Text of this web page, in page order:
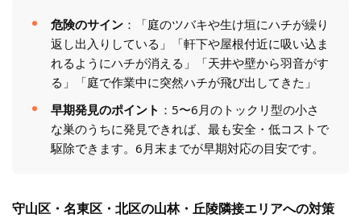
危険のサイン：「庭のツバキや生け垣にハチが繰り
返し出入りしている」「軒下や屋根付近に吸い込ま
れるようにハチが消える」「天井や壁から羽音がす
る」「庭で作業中に突然ハチが飛び出してきた」
早期発見のポイント ：5〜6月のトックリ型の小さ
な巣のうちに発見できれば、最も安全・低コストで
駆除できます。6月末までが早期対応の目安です。
守山区・名東区・北区の山林・丘陵隣接エリアへの対策